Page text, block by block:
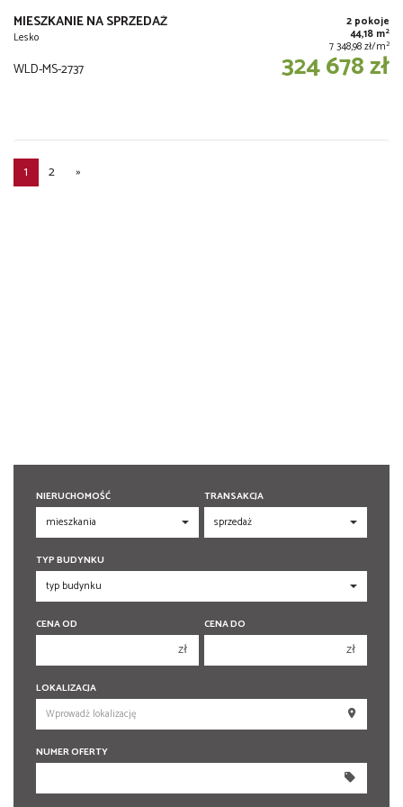
MIESZKANIE NA SPRZEDAŻ
Lesko
2 pokoje
44,18 m2
7 348,98 zł/m2
WLD-MS-2737 324 678 zł
1 2 »
NIERUCHOMOŚĆ TRANSAKCJA
TYP BUDYNKU
CENA OD
zł
250 000 zł
300 000 zł
CENA DO
zł
250 000 zł
300 000 zł
LOKALIZACJA
NUMER OFERTY